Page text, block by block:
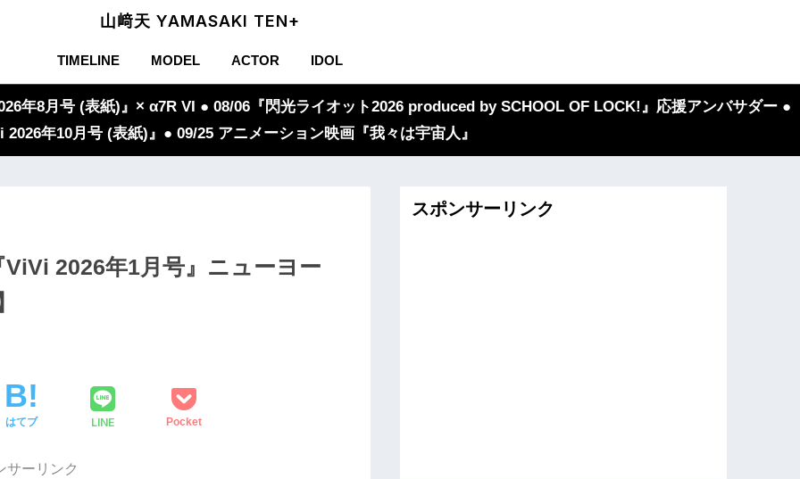
山﨑天 YAMASAKI TEN+
TIMELINE MODEL ACTOR IDOL
年8月号 (表紙)』× α7R VI ● 08/06『閃光ライオット2026 produced by SCHOOL OF LOCK!』応援アンバサダー ●
2026年10月号 (表紙)』● 09/25 アニメーション映画『我々は宇宙人』
2026年1月号』ニューヨー
はてブ LINE Pocket
サーリンク
スポンサーリンク